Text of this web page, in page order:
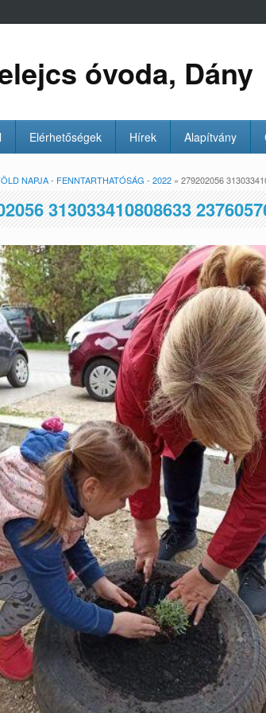
óvoda, Dány
Elérhetőségek Hírek Alapítvány
hely
NAPJA - FENNTARTHATÓSÁG - 2022 » 279202056
313033410808633